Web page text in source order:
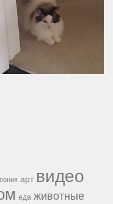
арт видео
еда животные